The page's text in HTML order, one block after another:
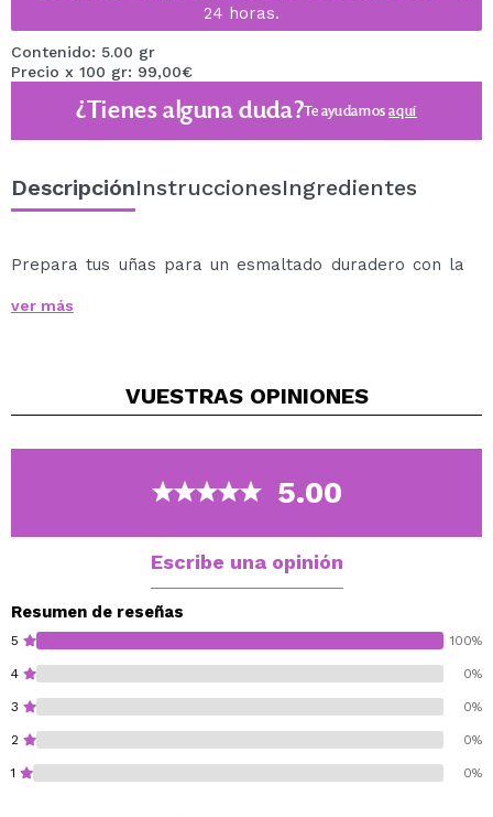
24 horas.
Contenido: 5.00 gr
Precio x 100 gr: 99,00€
¿Tienes alguna duda?Te ayudamosaquí
DescripciónInstruccionesIngredientes
Prepara tus uñas para un esmaltado duradero con la
Esta base sin ácido tiene propiedades de imprimación
protegiéndolo contra desconchados.
es el paso perfecto para una manicura resistente y de
Consigue que el color UV/LED que se aplique encima se
que se lleve puesta la manicura.
Cruelty free.
ver más
VUESTRAS OPINIONES
5.00
Escribe una opinión
Resumen de reseñas
5 100%
4 0%
3 0%
2 0%
1 0%